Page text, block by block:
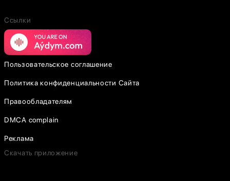
Ссылки
Пользовательское соглашение
Политика конфиденциальности Сайта
Правообладателям
DMCA complain
Реклама
Скачать приложение